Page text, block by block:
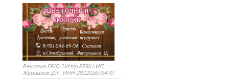
Реклама ERID 2VtzqxFZ8iU ИП
Журавлев Д.Г. ИНН 292202679470